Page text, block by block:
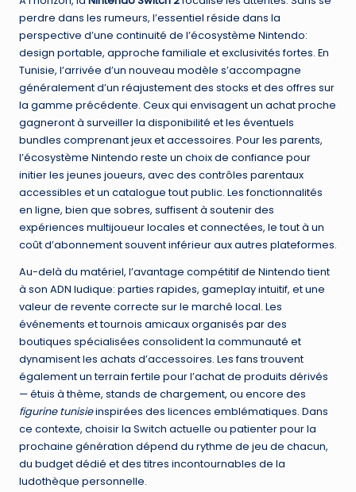
perdre dans les rumeurs, l’essentiel réside dans la
perspective d’une continuité de l’écosystème Nintendo:
design portable, approche familiale et exclusivités fortes. En
Tunisie, l’arrivée d’un nouveau modèle s’accompagne
généralement d’un réajustement des stocks et des offres sur
la gamme précédente. Ceux qui envisagent un achat proche
gagneront à surveiller la disponibilité et les éventuels
bundles comprenant jeux et accessoires. Pour les parents,
l’écosystème Nintendo reste un choix de confiance pour
initier les jeunes joueurs, avec des contrôles parentaux
accessibles et un catalogue tout public. Les fonctionnalités
en ligne, bien que sobres, suffisent à soutenir des
expériences multijoueur locales et connectées, le tout à un
coût d’abonnement souvent inférieur aux autres plateformes.
Au-delà du matériel, l’avantage compétitif de Nintendo tient
à son ADN ludique: parties rapides, gameplay intuitif, et une
valeur de revente correcte sur le marché local. Les
événements et tournois amicaux organisés par des
boutiques spécialisées consolident la communauté et
dynamisent les achats d’accessoires. Les fans trouvent
également un terrain fertile pour l’achat de produits dérivés
— étuis à thème, stands de chargement, ou encore des
figurine tunisieinspirées des licences emblématiques. Dans
ce contexte, choisir la Switch actuelle ou patienter pour la
prochaine génération dépend du rythme de jeu de chacun,
du budget dédié et des titres incontournables de la
ludothèque personnelle.